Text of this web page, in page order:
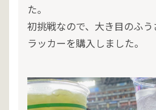
た。
初挑戦なので、大き目のふ
ラッカーを購入しました。